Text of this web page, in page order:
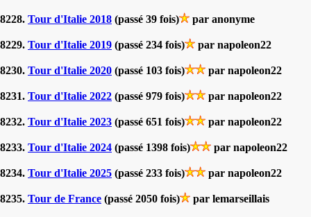
8228. Tour d'Italie 2018 (passé 39 fois) par anonyme
8229. Tour d'Italie 2019 (passé 234 fois) par napoleon22
8230. Tour d'Italie 2020 (passé 103 fois) par napoleon22
8231. Tour d'Italie 2022 (passé 979 fois) par napoleon22
8232. Tour d'Italie 2023 (passé 651 fois) par napoleon22
8233. Tour d'Italie 2024 (passé 1398 fois) par napoleon22
8234. Tour d'Italie 2025 (passé 233 fois) par napoleon22
8235. Tour de France (passé 2050 fois) par lemarseillais